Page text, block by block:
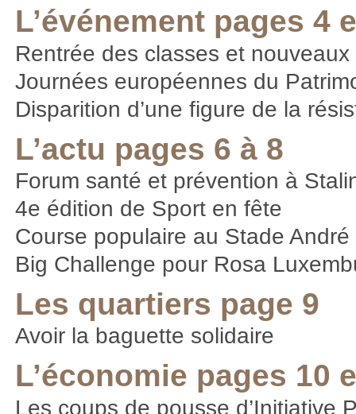
L’événement pages 4
Rentrée des classes et nouveaux
Journées européennes du
Disparition d’une figure de la
L’actu pages 6 à 8
Forum santé et prévention à
4e édition de Sport en fête
Course populaire au Stade
Big Challenge pour Rosa
Les quartiers page 9
Avoir la baguette solidaire
L’économie pages 10
Les coups de pousse d’Initiative